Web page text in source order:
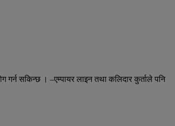
सकिन्छ । –एम्पायर लाइन तथा कलिदार कुर्ताले पनि